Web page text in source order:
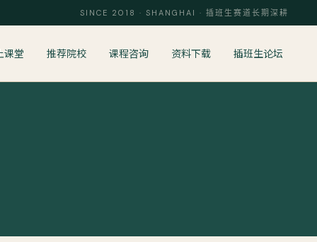
SINCE 2018 · SHANGHAI · 插班生赛道长期深耕
课堂 推荐院校 课程咨询 资料下载 插班生论坛